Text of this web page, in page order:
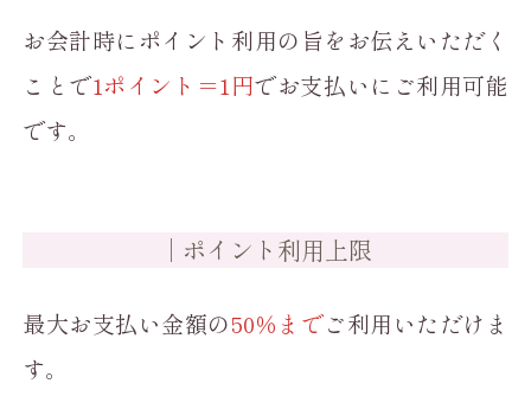
お会計時にポイント利用の旨をお伝えいただく
ことで1ポイント＝1円でお支払いにご利用可能
です。
｜ポイント利用上限
最大お支払い金額の50％までご利用いただけま
す。